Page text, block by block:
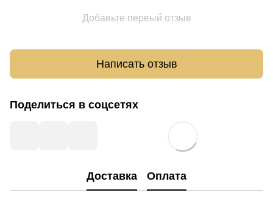
Добавьте первый отзыв
Написать отзыв
Поделиться в соцсетях
Доставка Оплата